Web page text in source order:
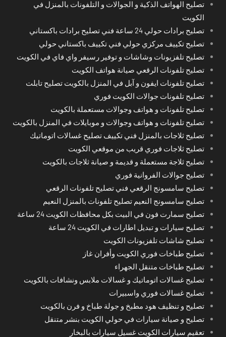
تصليح الهواتف الذكية و الجوالات و التلفونات بالمنزل في
الكويت
تصليح برادات حولي 24 ساعة فني تصليح برادات باكستاني
تصليح تكييف مركزي حولي فني تكييف باكستاني حولي
تصليح تلفزيونات وشاشات و توفير رسيفر واي فاي في الكويت
تصليح تلفونات الرقعي صيانة هواتف الكويت
تصليح تلفونات ايفون و آبل في المنزل بالكويت تصليح تابلت
تصليح تلفونات جوالات الكويت فوري
تصليح تلفونات و هواتف وجوالات مستعملة بالكويت
تصليح تلفونات و هواتف وجوالات و موبايلات في المنزل بالكويت
تصليح ثلاجات بالمنزل فني تكييف تصليح غسالات اتوماتيك
تصليح ثلاجات فوري قريب من موقعي الكويت
تصليح ثلاجة مستعملة و قديمة و صيانة ثلاجات بالكويت
تصليح جوالات الفروانية فوري
تصليح سامسونج الرقعي فني تصليح تلفونات الرقعي
تصليح سامسونج النعيم تصليح تلفونات بالمنزل النعيم
تصليح سمارت فون في البيت بكل محافظات الكويت 24 ساعة
تصليح سيارات و تبديل اطارات في الكويت 24 ساعة
تصليح شاشات تلفزيونات الكويت
تصليح طباخات فوري الكويت وأفران غاز
تصليح طباخات متنقل الجهراء
تصليح غسالات اتوماتيك و غسالات ملابس ونشافات بالكويت
تصليح غسالات فوري واسبيرات
تصليح و تنظيف هود مطبخ و جولة طباخ و فرن بالكويت
تصليح و صيانة سيارات في حولي الكويت بنشر متنقل
تعقيم سيارات الكويت غسيل سيارات بالبخار